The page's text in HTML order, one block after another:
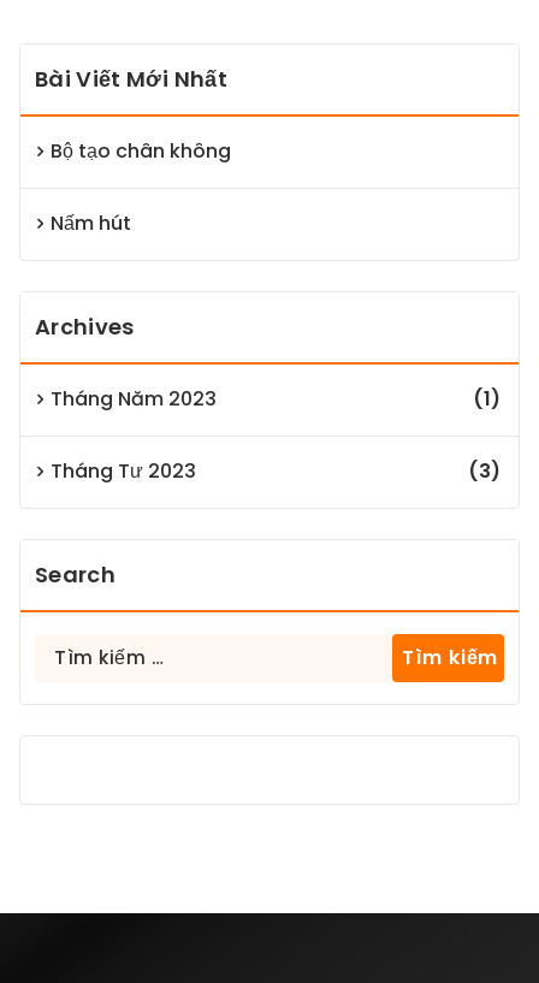
Bài Viết Mới Nhất
Bộ tạo chân không
Nấm hút
Archives
Tháng Năm 2023 (1)
Tháng Tư 2023 (3)
Search
Tìm